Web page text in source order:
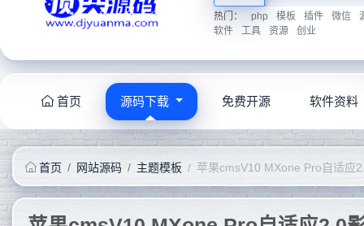
热门： php 模板 插件 微信
软件
工具 资源 创业
首页 源码下载 免费开源 软件资料
首页 网站源码 主题模板 苹果cmsV10 MXone Pro自适应